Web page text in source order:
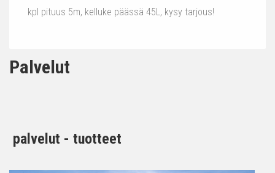
kpl pituus 5m, kelluke päässä 45L, kysy tarjous!
Palvelut
palvelut - tuotteet